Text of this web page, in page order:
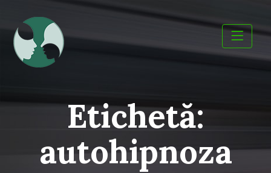
content
Etichetă:
autohipnoza